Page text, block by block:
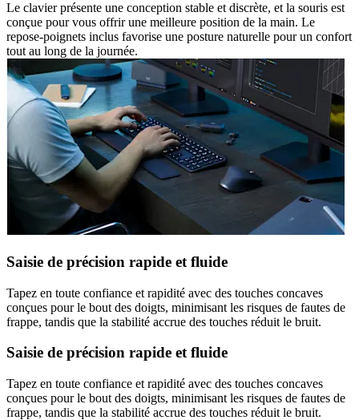
Le clavier présente une conception stable et discrète, et la souris est
conçue pour vous offrir une meilleure position de la main. Le
repose-poignets inclus favorise une posture naturelle pour un confort
tout au long de la journée.
Saisie de précision rapide et fluide
Tapez en toute confiance et rapidité avec des touches concaves
conçues pour le bout des doigts, minimisant les risques de fautes de
frappe, tandis que la stabilité accrue des touches réduit le bruit.
Saisie de précision rapide et fluide
Tapez en toute confiance et rapidité avec des touches concaves
conçues pour le bout des doigts, minimisant les risques de fautes de
frappe, tandis que la stabilité accrue des touches réduit le bruit.